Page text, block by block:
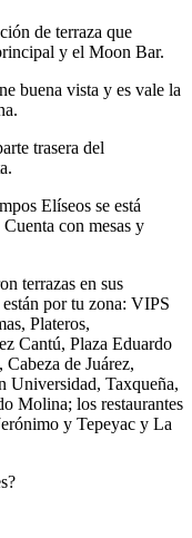
de terraza que
y el Moon Bar.
buena vista y es vale la
trasera del
Elíseos se está
con mesas y
terrazas en sus
por tu zona: VIPS
Plateros,
Cantú, Plaza Eduardo
de Juárez,
Universidad, Taxqueña,
Molina; los restaurantes
y Tepeyac y La